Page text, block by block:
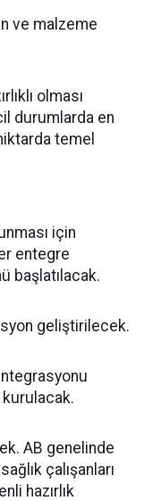
ve malzeme
olması
durumlarda en
temel
için
entegre
başlatılacak.
geliştirilecek.
AB genelinde
çalışanları
hazırlık